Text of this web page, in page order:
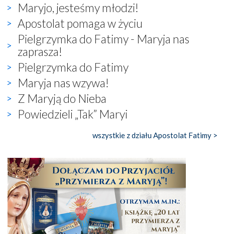
Maryjo, jesteśmy młodzi!
Apostolat pomaga w życiu
Pielgrzymka do Fatimy - Maryja nas
zaprasza!
Pielgrzymka do Fatimy
Maryja nas wzywa!
Z Maryją do Nieba
Powiedzieli „Tak” Maryi
wszystkie z działu Apostolat Fatimy >